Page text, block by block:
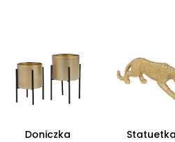
Doniczka
Statuetka